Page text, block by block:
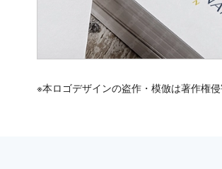
※本ロゴデザインの盗作・模倣は著作権